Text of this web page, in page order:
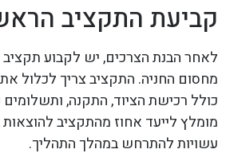
קביעת התקציב
לאחר הבנת הצרכים, יש לקבוע
מחסום החניה. התקציב צריך לכלול
כולל רכישת הציוד, התקנה,
מומלץ לייעד אחוז מהתקציב
עשויות להתרחש במהלך התהליך.